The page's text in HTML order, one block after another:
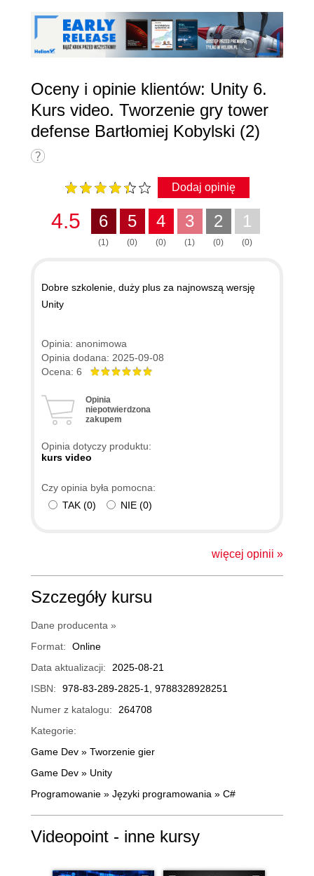
Oceny i opinie klientów: Unity 6.
Kurs video. Tworzenie gry tower
defense Bartłomiej Kobylski (2)
Dodaj opinię
4.5 6
(1)
5
(0)
4
(0)
3
(1)
2
(0)
1
(0)
Dobre szkolenie, duży plus za najnowszą wersję
Unity
Opinia: anonimowa
Opinia dodana: 2025-09-08
Ocena: 6
Opinia
niepotwierdzona
zakupem
Opinia dotyczy produktu:
kurs video
Czy opinia była pomocna:
TAK (0) NIE (0)
więcej opinii »
Szczegóły kursu
Dane producenta »
Format:
Online
Data aktualizacji:
2025-08-21
ISBN:
978-83-289-2825-1, 9788328928251
Numer z katalogu:
264708
Kategorie:
Game Dev » Tworzenie gier
Game Dev » Unity
Programowanie » Języki programowania » C#
Videopoint - inne kursy